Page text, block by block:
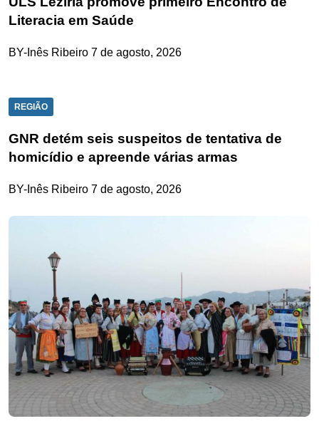
Literacia em Saúde
BY-Inês Ribeiro 7 de agosto, 2026
REGIÃO
GNR detém seis suspeitos de tentativa de
homicídio e apreende várias armas
BY-Inês Ribeiro 7 de agosto, 2026